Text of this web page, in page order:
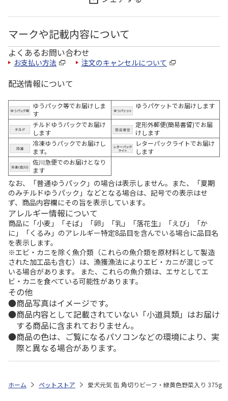
マークや記載内容について
よくあるお問い合わせ
お支払い方法 注文のキャンセルについて
配送情報について
ゆうパック等でお届けしま
す
ゆうパケットでお届けします
チルドゆうパックでお届け
します
定形外郵便(簡易書留)でお届
けします
冷凍ゆうパックでお届けし
ます。
レターパックライトでお届け
します
佐川急便でのお届けとなり
ます
なお、「普通ゆうパック」の場合は表示しません。また、「夏期
のみチルドゆうパック」などとなる場合は、記号での表示はせ
ず、商品内容欄にその旨を表示しています。
アレルギー情報について
商品に「小麦」「そば」「卵」「乳」「落花生」「えび」「か
に」「くるみ」のアレルギー特定8品目を含んでいる場合に品目名
を表示します。
※エビ・カニを除く魚介類（これらの魚介類を原材料として製造
された加工品も含む）は、漁獲漁法によりエビ・カニが混じって
いる場合があります。 また、これらの魚介類は、エサとしてエ
ビ・カニを食べている可能性があります。
その他
商品写真はイメージです。
商品内容として記載されていない「小道具類」はお届け
する商品に含まれておりません。
商品の色は、ご覧になるパソコンなどの環境により、実
際と異なる場合があります。
ホーム ペットストア 愛犬元気 缶 角切りビーフ・緑黄色野菜入り 375g